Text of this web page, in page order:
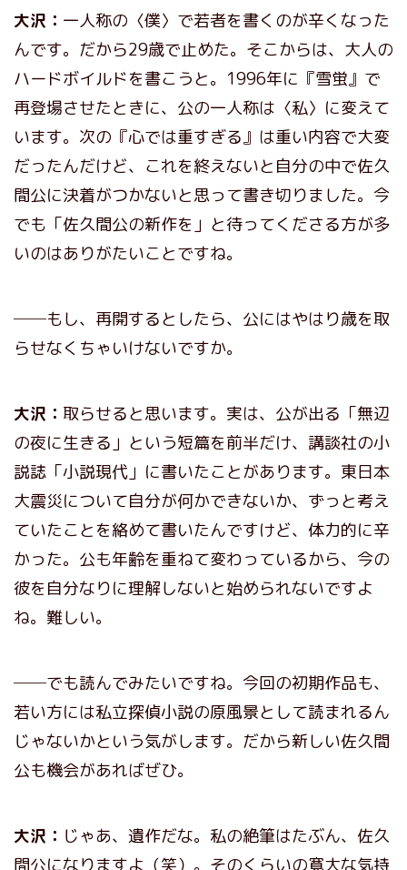
大沢： 一人称の〈僕〉で若者を書くのが辛くなった
んです。だから29歳で止めた。そこからは、大人の
ハードボイルドを書こうと。1996年に『雪蛍』で
再登場させたときに、公の一人称は〈私〉に変えて
います。次の『心では重すぎる』は重い内容で大変
だったんだけど、これを終えないと自分の中で佐久
間公に決着がつかないと思って書き切りました。今
でも「佐久間公の新作を」と待ってくださる方が多
いのはありがたいことですね。
──もし、再開するとしたら、公にはやはり歳を取
らせなくちゃいけないですか。
大沢： 取らせると思います。実は、公が出る「無辺
の夜に生きる」という短篇を前半だけ、講談社の小
説誌「小説現代」に書いたことがあります。東日本
大震災について自分が何かできないか、ずっと考え
ていたことを絡めて書いたんですけど、体力的に辛
かった。公も年齢を重ねて変わっているから、今の
彼を自分なりに理解しないと始められないですよ
ね。難しい。
──でも読んでみたいですね。今回の初期作品も、
若い方には私立探偵小説の原風景として読まれるん
じゃないかという気がします。だから新しい佐久間
公も機会があればぜひ。
大沢： じゃあ、遺作だな。私の絶筆はたぶん、佐久
間公になりますよ（笑）。そのくらいの寛大な気持